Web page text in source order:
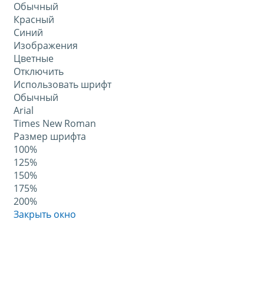
Обычный
Красный
Синий
Изображения
Цветные
Отключить
Использовать шрифт
Обычный
Arial
Times New Roman
Размер шрифта
100%
125%
150%
175%
200%
Закрыть окно